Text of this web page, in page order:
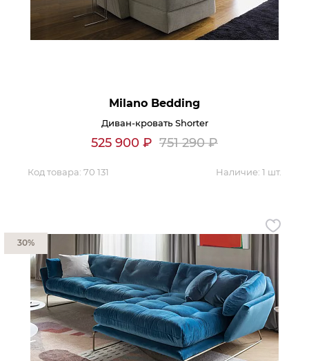
Milano Bedding
Диван-кровать Shorter
525 900 ₽ 751 290₽
Код товара: 70 131 Наличие: 1 шт.
30%